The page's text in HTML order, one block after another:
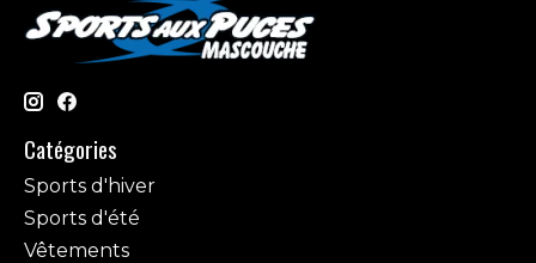
Catégories
Sports d'hiver
Sports d'été
Vêtements